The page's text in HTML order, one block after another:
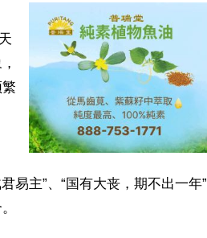
易主”、“国有大丧，期不出一年”